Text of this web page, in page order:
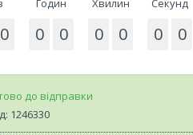
0
Годин
0 0
Хвилин
0 0
Секунд
0 0
до відправки
1246330